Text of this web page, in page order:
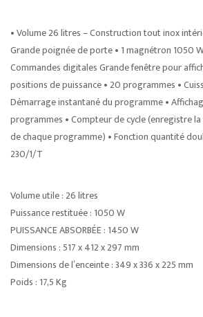
• Volume 26 litres – Construction tout inox
Grande poignée de porte • 1 magnétron 1050
Commandes digitales Grande fenêtre pour
positions de puissance • 20 programmes •
Démarrage instantané du programme •
programmes • Compteur de cycle (enregistre
de chaque programme) • Fonction quantité
230/1/T
Volume utile : 26 litres
Puissance restituée : 1050 W
PUISSANCE ABSORBÉE : 1450 W
Dimensions : 517 x 412 x 297 mm
Dimensions de l’enceinte : 349 x 336 x 225 mm
Poids : 17,5 Kg